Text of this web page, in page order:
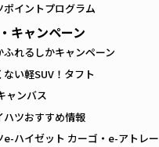
ポイントプログラム
キャンペーン
ふれるしかキャンペーン
ない軽SUV！タフト
ャンバス
ハツおすすめ情報
e-ハイゼット カーゴ・e-アトレー